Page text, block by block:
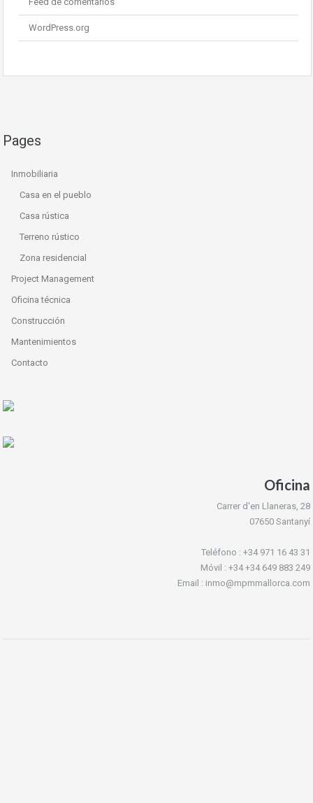
WordPress.org
Pages
Inmobiliaria
Casa en el pueblo
Casa rústica
Terreno rústico
Zona residencial
Project Management
Oficina técnica
Construcción
Mantenimientos
Contacto
Oficina
Carrer d'en Llaneras, 28
07650 Santanyí
Teléfono : +34 971 16 43 31
Móvil : +34 +34 649 883 249
Email : inmo@mpmmallorca.com